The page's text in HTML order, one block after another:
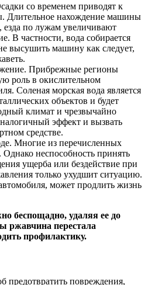
со временем приводят к
Длительное нахождение машины
по лужам увеличивают
В частности, вода собирается
высушить машину как следует,
Прибрежные регионы
роль в окислительном
Соленая морская вода является
объектов и будет
климат и чрезвычайно
эффект и вызвать
средстве.
Многие из перечисленных
неспособность принять
ущерба или бездействие при
только ухудшит ситуацию.
может продлить жизнь
беспощадно, удаляя ее до
ржавчина перестала
профилактику.
повреждения,